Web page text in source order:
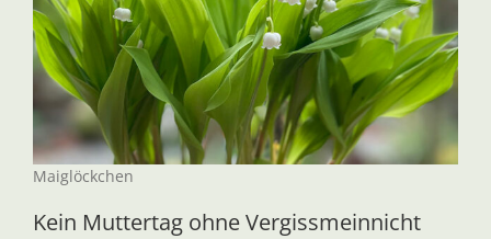
Maiglöckchen
Kein Muttertag ohne Vergissmeinnicht